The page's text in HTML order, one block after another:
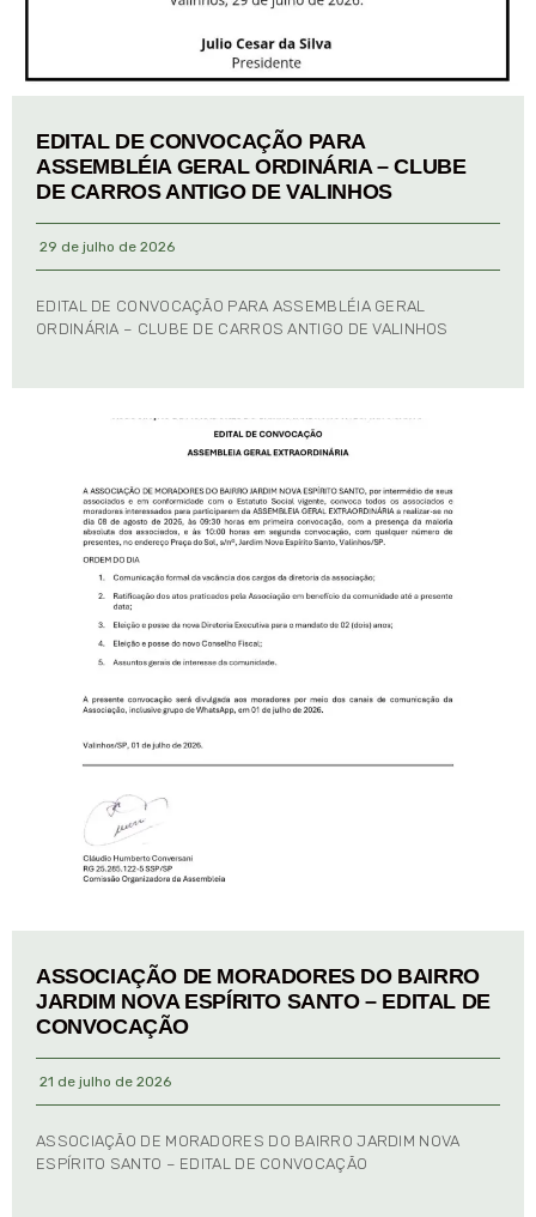
EDITAL DE CONVOCAÇÃO PARA
ASSEMBLÉIA GERAL ORDINÁRIA – CLUBE
DE CARROS ANTIGO DE VALINHOS
29 de julho de 2026
EDITAL DE CONVOCAÇÃO PARA ASSEMBLÉIA GERAL
ORDINÁRIA – CLUBE DE CARROS ANTIGO DE VALINHOS
ASSOCIAÇÃO DE MORADORES DO BAIRRO
JARDIM NOVA ESPÍRITO SANTO – EDITAL DE
CONVOCAÇÃO
21 de julho de 2026
ASSOCIAÇÃO DE MORADORES DO BAIRRO JARDIM NOVA
ESPÍRITO SANTO – EDITAL DE CONVOCAÇÃO